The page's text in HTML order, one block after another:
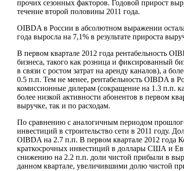
прочих сезонных факторов. Годовой прирост
течение второй половины 2011 года.
OIBDA в России в абсолютном выражении
года выросла на 7,1% в результате прироста
В первом квартале 2012 года рентабельность
бизнеса, такого как розница и фиксированный
в связи с ростом затрат на аренду каналов), а
0.5 п.п. Тем не менее, рентабельность OIBDA в
комиссионные дилерам (сокращение на 1.3 п.п.
более низкой активности абонентов в первом
выручке, так и по расходам.
По сравнению с аналогичным периодом
инвестиций в строительство сети в 2011 году.
OIBDA на 2.7 п.п. В первом квартале 2012 года
краткосрочных инвестиций в доллары США и
снижению на 2.2 п.п. доли чистой прибыли в
данном квартале, увеличившими долю чистой